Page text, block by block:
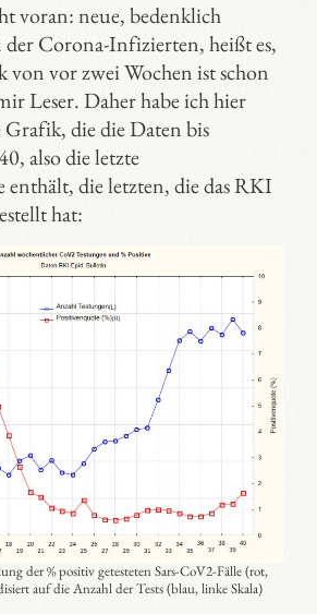
voran: neue, bedenklich
der Corona-Infizierten, heißt es,
von vor zwei Wochen ist schon
Leser. Daher habe ich hier
die die Daten bis
also die letzte
enthält, die letzten, die das RKI
hat:
der % positiv getesteten Sars-CoV2-Fälle (rot,
auf die Anzahl der Tests (blau, linke Skala)